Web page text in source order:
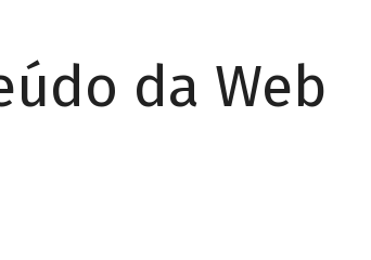
da Web